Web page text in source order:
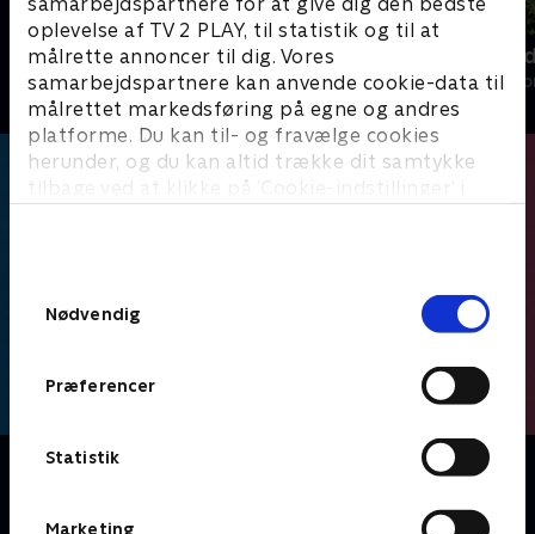
oplevelse af TV 2 PLAY, til statistik og til at
målrette annoncer til dig. Vores
samarbejdspartnere kan anvende cookie-data til
målrettet markedsføring på egne og andres
platforme. Du kan til- og fravælge cookies
herunder, og du kan altid trække dit samtykke
tilbage ved at klikke på ’Cookie-indstillinger’ i
Nødvendig
Præferencer
Statistik
Marketing
Med rygsæk og rullekuffert
Livsstil • 1 sæsoner
To ens -
Livsstil • 2
Om Skibby på frierfødder
kæreste Mette. Efter 17 års parforhold er